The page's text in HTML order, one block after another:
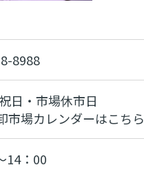
8988
日・市場休市日
市場カレンダーはこちら
14：00